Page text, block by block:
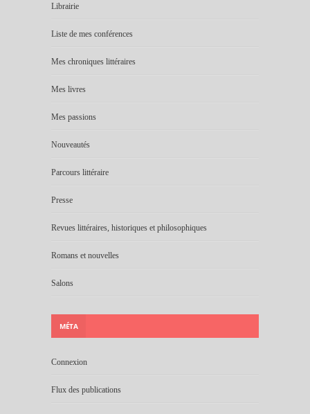
Librairie
Liste de mes conférences
Mes chroniques littéraires
Mes livres
Mes passions
Nouveautés
Parcours littéraire
Presse
Revues littéraires, historiques et philosophiques
Romans et nouvelles
Salons
MÉTA
Connexion
Flux des publications